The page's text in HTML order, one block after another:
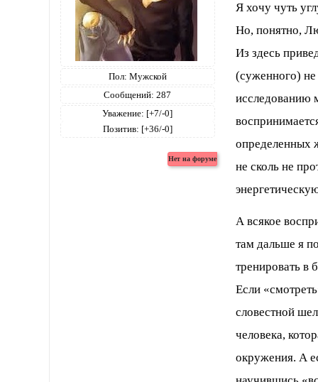
Пол: Мужской
Сообщений: 287
Уважение: [+7/-0]
Позитив: [+36/-0]
Я хочу чуть
Но, понятно,
Из здесь
(суженного) не
исследованию
определенных
не сколь не
А всякое
там дальше я
тренировать в
Если
словестной
человека,
окружения. А